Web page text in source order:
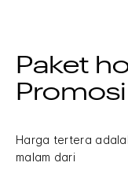
Paket
Promosi
Harga tertera
malam dari